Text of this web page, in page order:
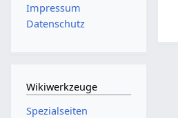
Impressum
Datenschutz
Wikiwerkzeuge
Spezialseiten